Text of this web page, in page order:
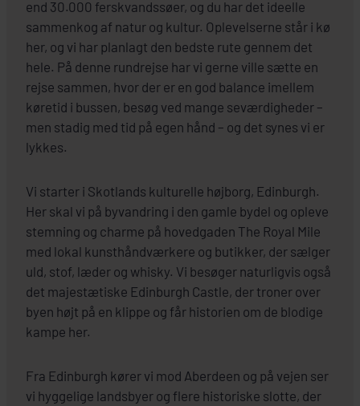
end 30.000 ferskvandssøer, og du har det ideelle
sammenkog af natur og kultur. Oplevelserne står i kø
her, og vi har planlagt den bedste rute gennem det
hele. På denne rundrejse har vi gerne ville sætte en
rejse sammen, hvor der er en god balance imellem
køretid i bussen, besøg ved mange seværdigheder –
men stadig med tid på egen hånd – og det synes vi er
lykkes.
Vi starter i Skotlands kulturelle højborg, Edinburgh.
Her skal vi på byvandring i den gamle bydel og opleve
stemning og charme på hovedgaden The Royal Mile
med lokal kunsthåndværkere og butikker, der sælger
uld, stof, læder og whisky. Vi besøger naturligvis også
det majestætiske Edinburgh Castle, der troner over
byen højt på en klippe og får historien om de blodige
kampe her.
Fra Edinburgh kører vi mod Aberdeen og på vejen ser
vi hyggelige landsbyer og flere historiske slotte, der